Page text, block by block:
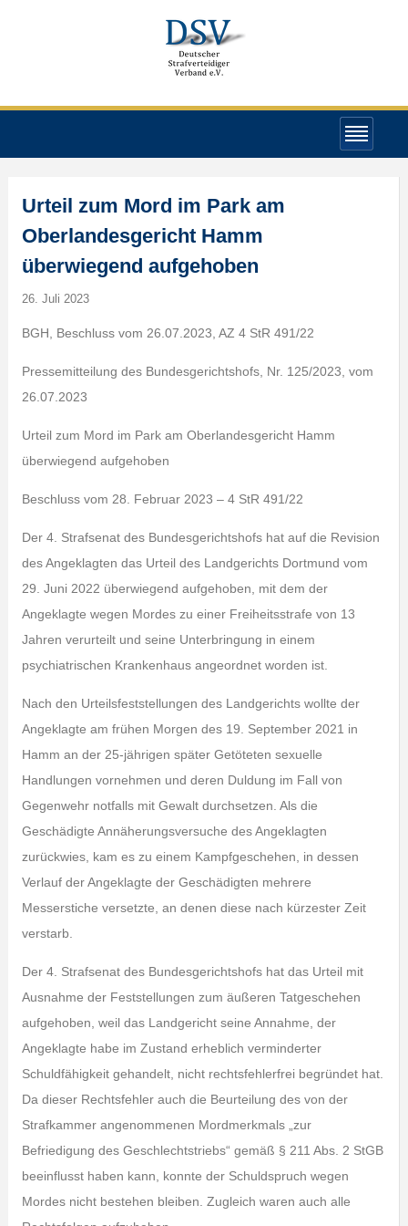
Urteil zum Mord im Park am
Oberlandesgericht Hamm
überwiegend aufgehoben
26. Juli 2023
BGH, Beschluss vom 26.07.2023, AZ 4 StR 491/22
Pressemitteilung des Bundesgerichtshofs, Nr. 125/2023, vom
26.07.2023
Urteil zum Mord im Park am Oberlandesgericht Hamm
überwiegend aufgehoben
Beschluss vom 28. Februar 2023 – 4 StR 491/22
Der 4. Strafsenat des Bundesgerichtshofs hat auf die Revision
des Angeklagten das Urteil des Landgerichts Dortmund vom
29. Juni 2022 überwiegend aufgehoben, mit dem der
Angeklagte wegen Mordes zu einer Freiheitsstrafe von 13
Jahren verurteilt und seine Unterbringung in einem
psychiatrischen Krankenhaus angeordnet worden ist.
Nach den Urteilsfeststellungen des Landgerichts wollte der
Angeklagte am frühen Morgen des 19. September 2021 in
Hamm an der 25-jährigen später Getöteten sexuelle
Handlungen vornehmen und deren Duldung im Fall von
Gegenwehr notfalls mit Gewalt durchsetzen. Als die
Geschädigte Annäherungsversuche des Angeklagten
zurückwies, kam es zu einem Kampfgeschehen, in dessen
Verlauf der Angeklagte der Geschädigten mehrere
Messerstiche versetzte, an denen diese nach kürzester Zeit
verstarb.
Der 4. Strafsenat des Bundesgerichtshofs hat das Urteil mit
Ausnahme der Feststellungen zum äußeren Tatgeschehen
aufgehoben, weil das Landgericht seine Annahme, der
Angeklagte habe im Zustand erheblich verminderter
Schuldfähigkeit gehandelt, nicht rechtsfehlerfrei begründet hat.
Da dieser Rechtsfehler auch die Beurteilung des von der
Strafkammer angenommenen Mordmerkmals „zur
Befriedigung des Geschlechtstriebs“ gemäß § 211 Abs. 2 StGB
beeinflusst haben kann, konnte der Schuldspruch wegen
Mordes nicht bestehen bleiben. Zugleich waren auch alle